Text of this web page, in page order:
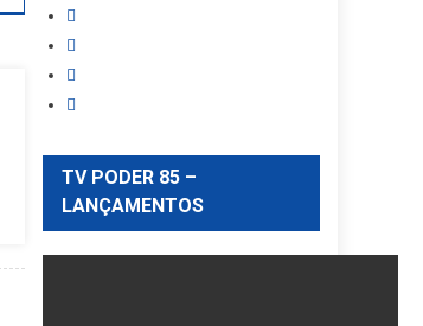
TV PODER 85 –
LANÇAMENTOS